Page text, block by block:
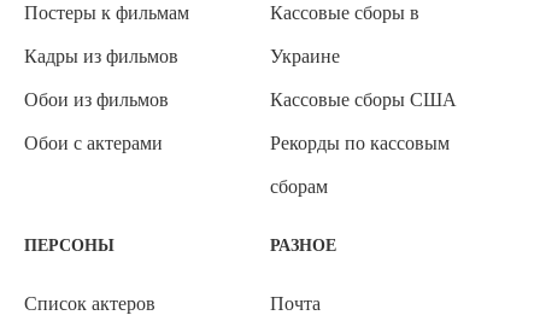
Постеры к фильмам
Кадры из фильмов
Обои из фильмов
Обои с актерами
Кассовые сборы в
Украине
Кассовые сборы США
Рекорды по кассовым
сборам
ПЕРСОНЫ
Список актеров
РАЗНОЕ
Почта